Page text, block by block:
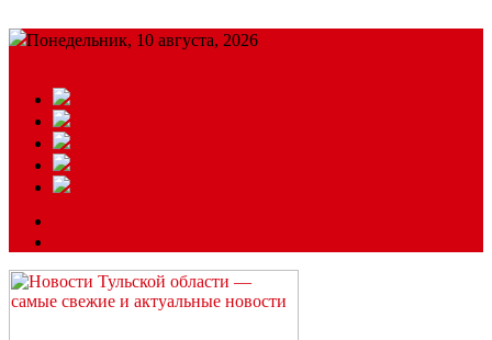
Понедельник, 10 августа, 2026